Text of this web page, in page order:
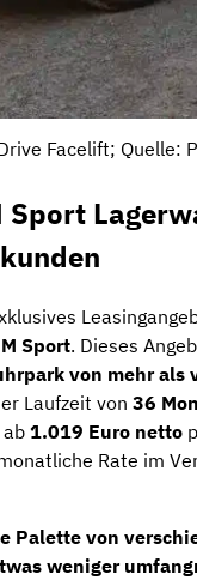
Facelift; Quelle:
Sport
Sport. Dieses
von mehr als
Laufzeit von 36
1.019 Euro netto
Rate im
Palette von
weniger